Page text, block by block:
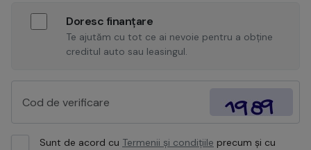
Doresc finanțare
Te ajutăm cu tot ce ai nevoie pentru a obține
creditul auto sau leasingul.
Sunt de acord cu Termenii și condițiile precum și cu